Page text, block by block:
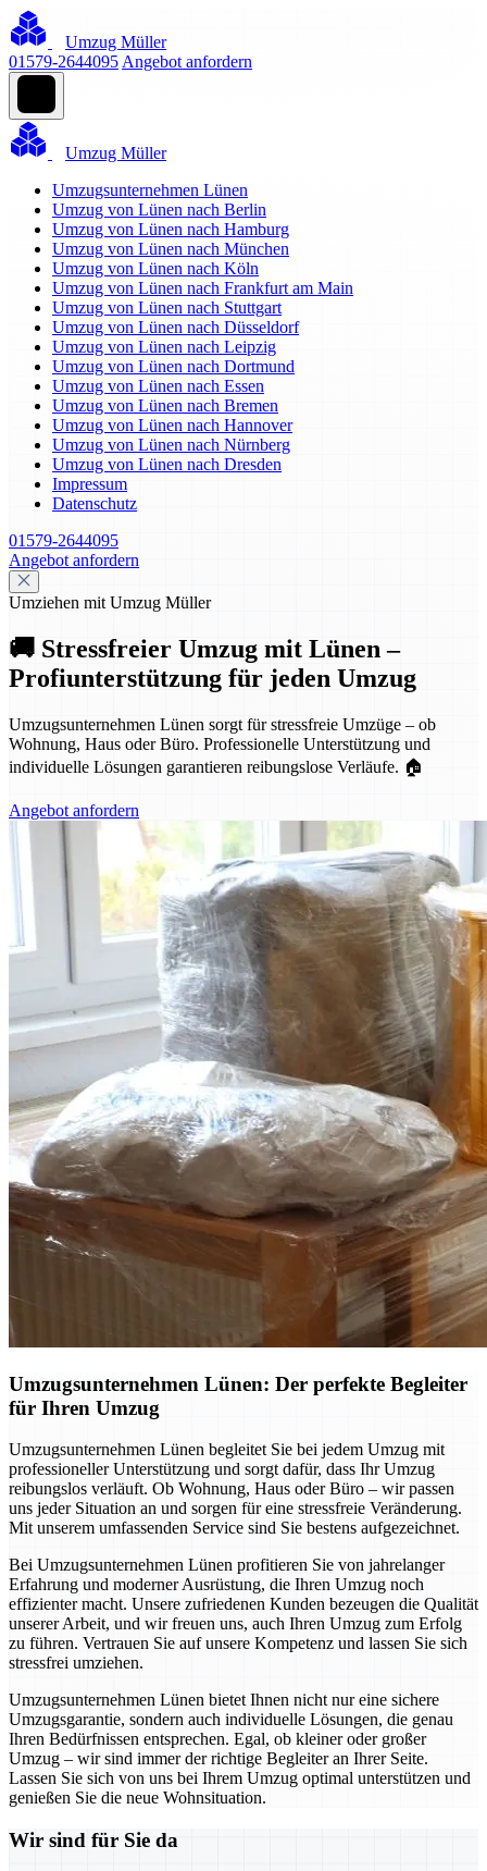
Umzug Müller
01579-2644095 Angebot anfordern
Umzug Müller
Umzugsunternehmen Lünen
Umzug von Lünen nach Berlin
Umzug von Lünen nach Hamburg
Umzug von Lünen nach München
Umzug von Lünen nach Köln
Umzug von Lünen nach Frankfurt am Main
Umzug von Lünen nach Stuttgart
Umzug von Lünen nach Düsseldorf
Umzug von Lünen nach Leipzig
Umzug von Lünen nach Dortmund
Umzug von Lünen nach Essen
Umzug von Lünen nach Bremen
Umzug von Lünen nach Hannover
Umzug von Lünen nach Nürnberg
Umzug von Lünen nach Dresden
Impressum
Datenschutz
01579-2644095
Angebot anfordern
Umziehen mit Umzug Müller
🚚 Stressfreier Umzug mit Lünen –
Profiunterstützung für jeden Umzug
Umzugsunternehmen Lünen sorgt für stressfreie Umzüge – ob
Wohnung, Haus oder Büro. Professionelle Unterstützung und
individuelle Lösungen garantieren reibungslose Verläufe. 🏠
Angebot anfordern
Umzugsunternehmen Lünen: Der perfekte Begleiter
für Ihren Umzug
Umzugsunternehmen Lünen begleitet Sie bei jedem Umzug mit
professioneller Unterstützung und sorgt dafür, dass Ihr Umzug
reibungslos verläuft. Ob Wohnung, Haus oder Büro – wir passen
uns jeder Situation an und sorgen für eine stressfreie Veränderung.
Mit unserem umfassenden Service sind Sie bestens aufgezeichnet.
Bei Umzugsunternehmen Lünen profitieren Sie von jahrelanger
Erfahrung und moderner Ausrüstung, die Ihren Umzug noch
effizienter macht. Unsere zufriedenen Kunden bezeugen die Qualität
unserer Arbeit, und wir freuen uns, auch Ihren Umzug zum Erfolg
zu führen. Vertrauen Sie auf unsere Kompetenz und lassen Sie sich
stressfrei umziehen.
Umzugsunternehmen Lünen bietet Ihnen nicht nur eine sichere
Umzugsgarantie, sondern auch individuelle Lösungen, die genau
Ihren Bedürfnissen entsprechen. Egal, ob kleiner oder großer
Umzug – wir sind immer der richtige Begleiter an Ihrer Seite.
Lassen Sie sich von uns bei Ihrem Umzug optimal unterstützen und
genießen Sie die neue Wohnsituation.
Wir sind für Sie da